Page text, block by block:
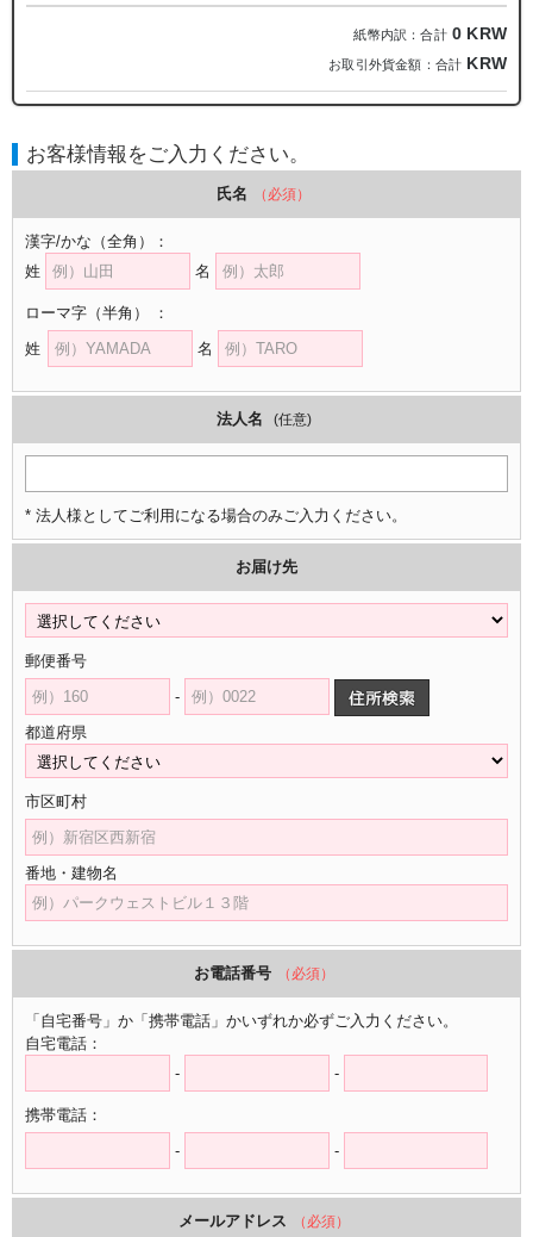
紙幣内訳：合計 0 KRW
お取引外貨金額：合計 KRW
お客様情報をご入力ください。
氏名 （必須）
漢字/かな （全角）
：
姓
名
ローマ字 （半角）
：
姓
名
法人名 (任意)
* 法人様としてご利用になる場合のみご入力ください。
お届け先
郵便番号
-
都道府県
市区町村
番地・建物名
お電話番号 （必須）
「自宅番号」か「携帯電話」かいずれか必ずご入力ください。
自宅電話：
-
-
携帯電話：
-
-
メールアドレス （必須）